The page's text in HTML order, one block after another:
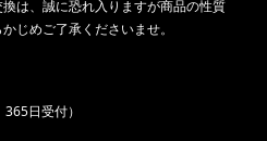
は、誠に恐れ入りますが商品の性質
じめご了承くださいませ。
日受付）